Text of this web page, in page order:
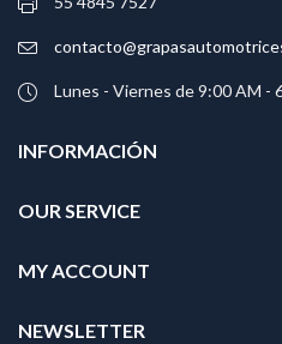
Lunes - Viernes de 9:00 AM -
INFORMACIÓN
OUR SERVICE
MY ACCOUNT
NEWSLETTER